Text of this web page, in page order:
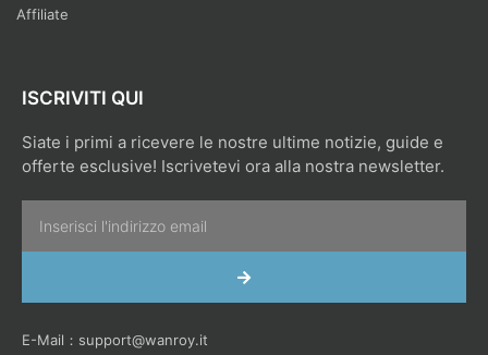
Affiliate
ISCRIVITI QUI
Siate i primi a ricevere le nostre ultime notizie, guide e
offerte esclusive! Iscrivetevi ora alla nostra newsletter.
INVIA
E-Mail： support@wanroy.it